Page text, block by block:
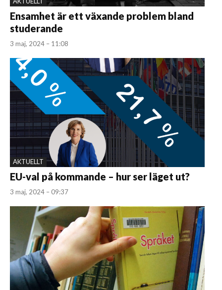
Ensamhet är ett växande problem bland
studerande
3 maj, 2024 – 11:08
AKTUELLT
EU-val på kommande – hur ser läget ut?
3 maj, 2024 – 09:37